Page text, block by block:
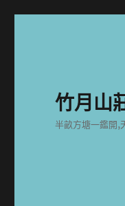
竹月山
半畝方塘一鑑開,